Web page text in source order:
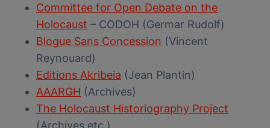
Committee for Open Debate on the
Holocaust – CODOH (Germar Rudolf)
Blogue Sans Concession (Vincent
Reynouard)
Editions Akribeia (Jean Plantin)
AAARGH (Archives)
The Holocaust Historiography Project
(Archives etc.)